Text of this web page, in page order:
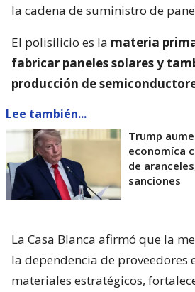
la cadena de suministro de
El polisilicio es la materia
fabricar paneles solares y
producción de
Lee también...
Trump
economíca
de
sanciones
La Casa Blanca afirmó que la
la dependencia de proveedores
materiales estratégicos,